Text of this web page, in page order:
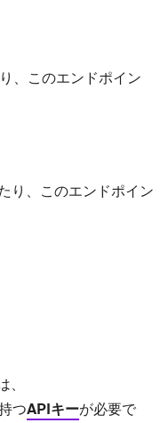
、このエンドポイン
り、このエンドポイン
つAPIキーが必要で